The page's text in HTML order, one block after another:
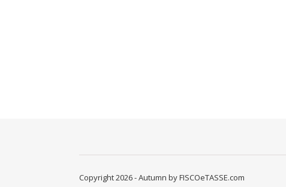
Copyright 2026 - Autumn by FISCOeTASSE.com